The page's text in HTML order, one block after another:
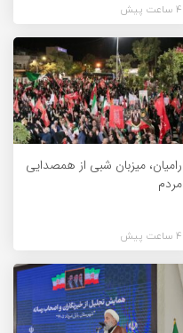
4 ساعت پیش
رامیان، میزبان شبی از همصدایی
مردم
4 ساعت پیش